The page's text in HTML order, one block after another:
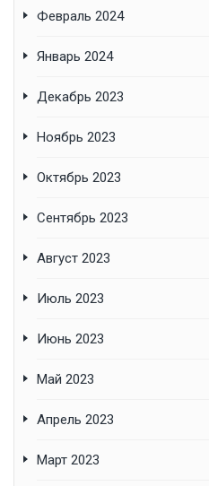
Февраль 2024
Январь 2024
Декабрь 2023
Ноябрь 2023
Октябрь 2023
Сентябрь 2023
Август 2023
Июль 2023
Июнь 2023
Май 2023
Апрель 2023
Март 2023